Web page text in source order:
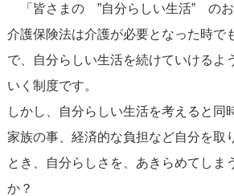
「皆さまの ”自分らしい生活” のお
介護保険法は介護が必要となった時で
で、自分らしい生活を続けていけるよ
いく制度です。
しかし、自分らしい生活を考えると同
家族の事、経済的な負担など自分を取
とき、自分らしさを、あきらめてしま
か？